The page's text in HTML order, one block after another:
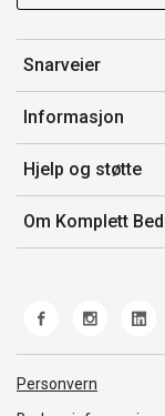
Snarveier
Min side
Ordreoversikt
Mine produkter
Informasjon
Salgsbetingelser
Avtalevilkår for
Produsenter
Hjelp og støtte
Kontakt oss
Retur
Ofte stilte spørsmål
Om Komplett
Personvern